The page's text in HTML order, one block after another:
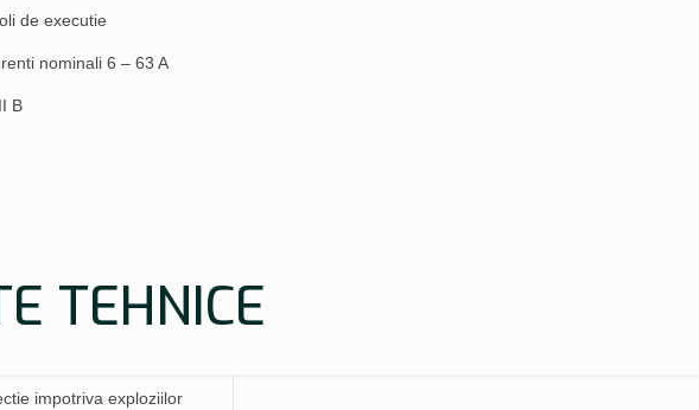
de executie
nominali 6 – 63 A
B
TEHNICE
impotriva exploziilor